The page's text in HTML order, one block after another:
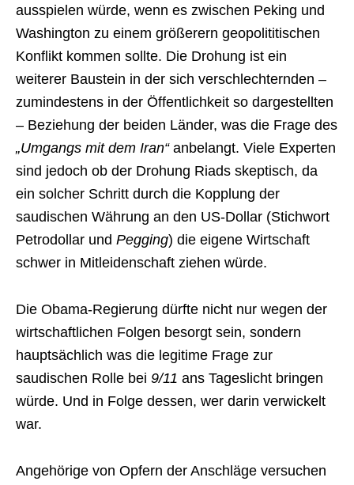
ausspielen würde, wenn es zwischen Peking und
Washington zu einem größerern geopolititischen
Konflikt kommen sollte. Die Drohung ist ein
weiterer Baustein in der sich verschlechternden –
zumindestens in der Öffentlichkeit so dargestellten
– Beziehung der beiden Länder, was die Frage des
„Umgangs mit dem Iran“anbelangt. Viele Experten
sind jedoch ob der Drohung Riads skeptisch, da
ein solcher Schritt durch die Kopplung der
saudischen Währung an den US-Dollar (Stichwort
Petrodollar und Pegging) die eigene Wirtschaft
schwer in Mitleidenschaft ziehen würde.
Die Obama-Regierung dürfte nicht nur wegen der
wirtschaftlichen Folgen besorgt sein, sondern
hauptsächlich was die legitime Frage zur
saudischen Rolle bei 9/11 ans Tageslicht bringen
würde. Und in Folge dessen, wer darin verwickelt
war.
Angehörige von Opfern der Anschläge versuchen